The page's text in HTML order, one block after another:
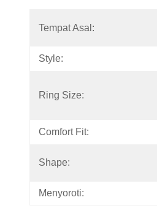
Tempat Asal:
Style:
Ring Size:
Comfort Fit:
Shape:
Menyoroti: